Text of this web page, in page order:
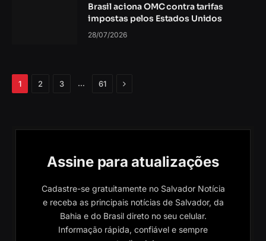
Brasil aciona OMC contra tarifas
impostas pelos Estados Unidos
28/07/2026
1 2 3 … 61 Próximo
Assine para atualizações
Cadastre-se gratuitamente no Salvador Notícia
e receba as principais notícias de Salvador, da
Bahia e do Brasil direto no seu celular.
Informação rápida, confiável e sempre